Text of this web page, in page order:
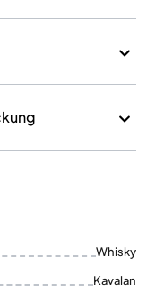
Whisky
Kavalan